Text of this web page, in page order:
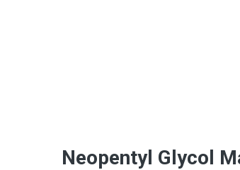
Neopentyl Glycol